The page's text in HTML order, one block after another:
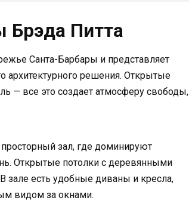
Брэда Питта
Санта-Барбары и представляет
архитектурного решения. Открытые
— все это создает атмосферу свободы,
зал, где доминируют
Открытые потолки с деревянными
зале есть удобные диваны и кресла,
видом за окнами.